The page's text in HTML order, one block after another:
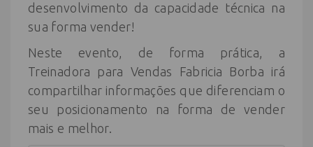
desenvolvimento da capacidade técnica na
sua forma vender!
Neste evento, de forma prática, a
Treinadora para Vendas Fabricia Borba irá
compartilhar informações que diferenciam o
seu posicionamento na forma de vender
mais e melhor.